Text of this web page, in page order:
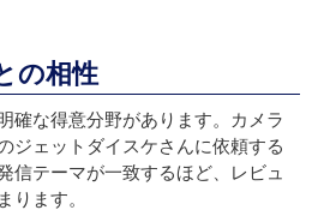
の相性
確な得意分野があります。カメラ
ジェットダイスケさんに依頼する
信テーマが一致するほど、レビュ
ります。